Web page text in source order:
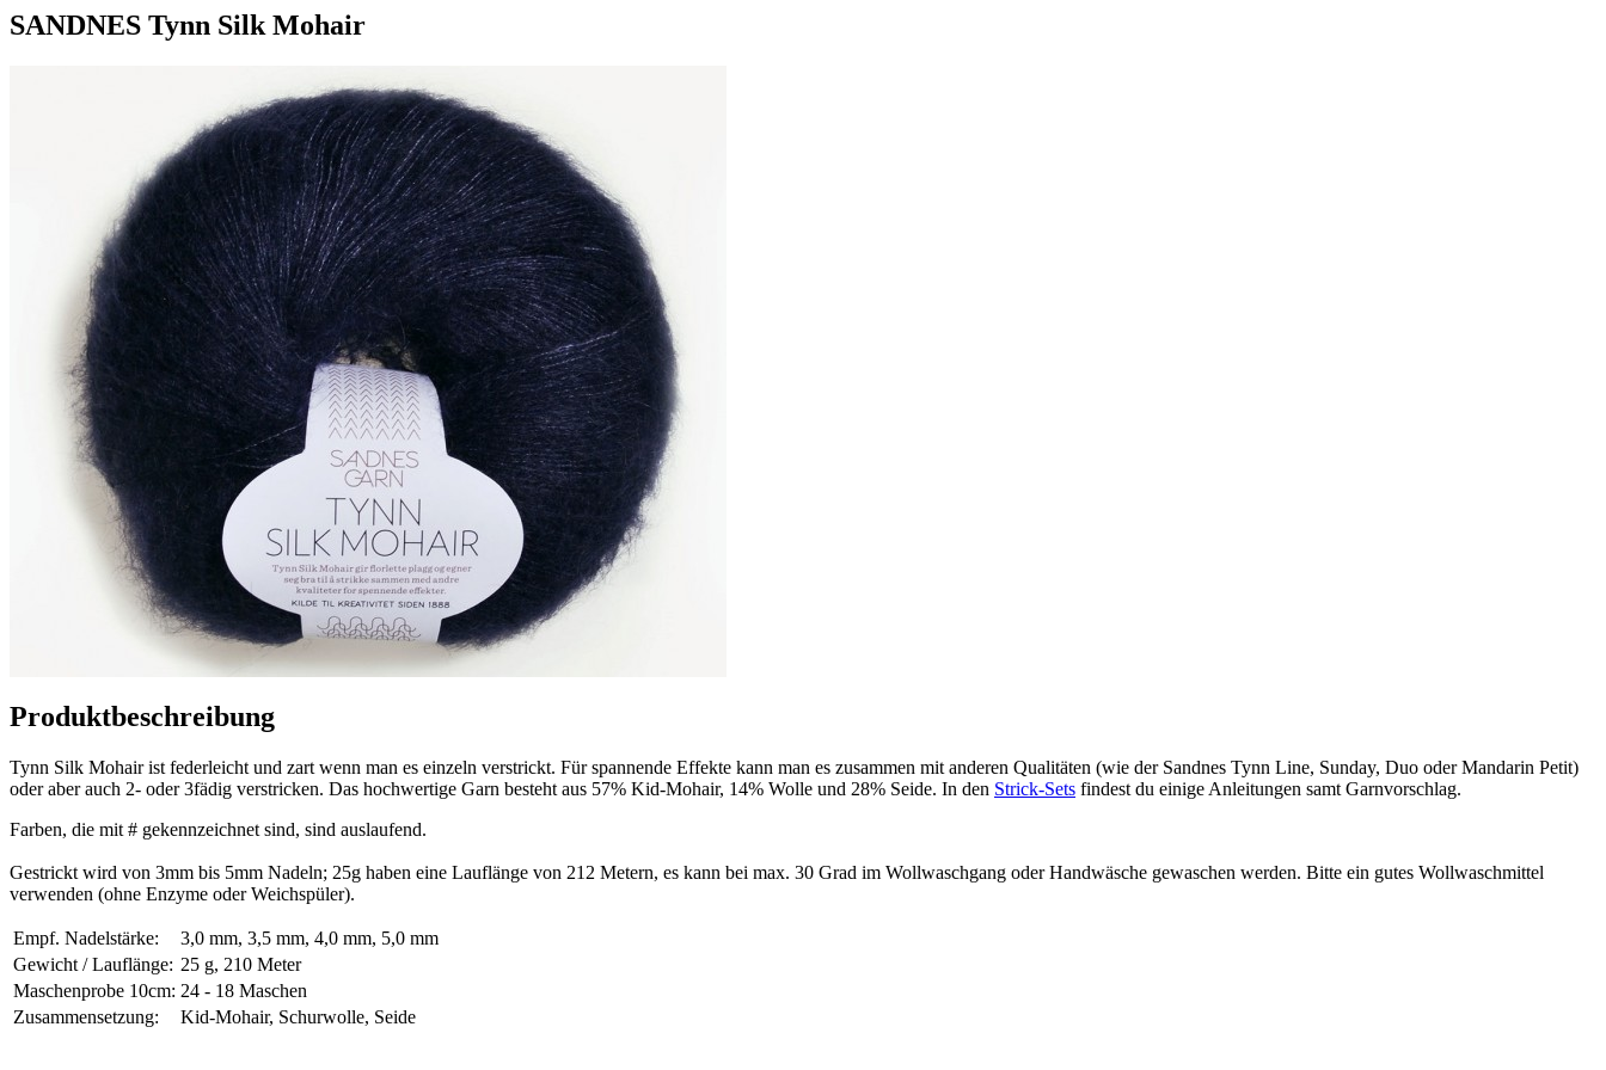
SANDNES Tynn Silk Mohair
Produktbeschreibung
Tynn Silk Mohair ist federleicht und zart wenn man es einzeln verstrickt. Für spannende Effekte kann man es zusammen mit anderen Qualitäten (wie der Sandnes Tynn Line, Sunday, Duo oder Mandarin Petit)
oder aber auch 2- oder 3fädig verstricken. Das hochwertige Garn besteht aus 57% Kid-Mohair, 14% Wolle und 28% Seide. In den Strick-Sets findest du einige Anleitungen samt Garnvorschlag.
Farben, die mit # gekennzeichnet sind, sind auslaufend.
Gestrickt wird von 3mm bis 5mm Nadeln; 25g haben eine Lauflänge von 212 Metern, es kann bei max. 30 Grad im Wollwaschgang oder Handwäsche gewaschen werden. Bitte ein gutes Wollwaschmittel
verwenden (ohne Enzyme oder Weichspüler).
Empf. Nadelstärke:
3,0 mm, 3,5 mm, 4,0 mm, 5,0 mm
Gewicht / Lauflänge: 25 g, 210 Meter
Maschenprobe 10cm: 24 - 18 Maschen
Zusammensetzung:
Kid-Mohair, Schurwolle, Seide